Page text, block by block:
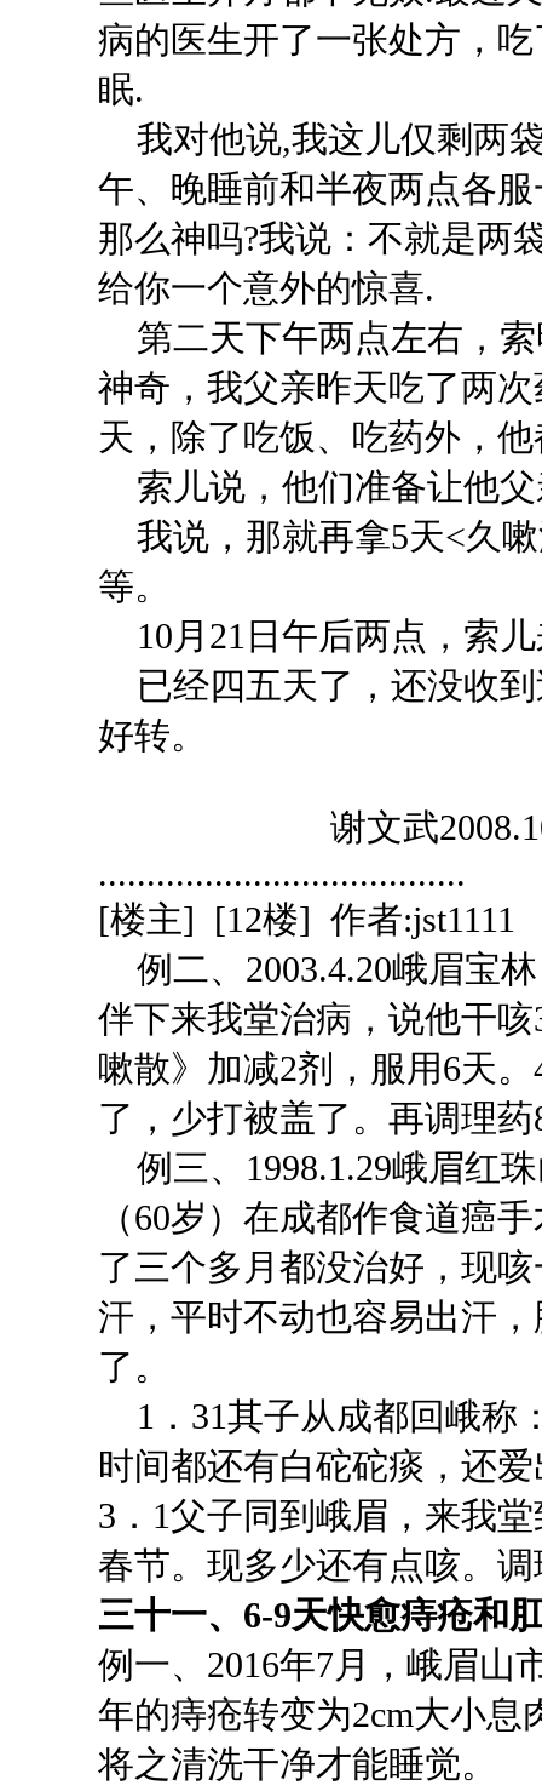
病的医生开了一张处方，
眠.
我对他说,我这儿仅剩两
午、晚睡前和半夜两点各
那么神吗?我说：不就是两
给你一个意外的惊喜.
第二天下午两点左右，
神奇，我父亲昨天吃了两
天，除了吃饭、吃药外，
索儿说，他们准备让他
我说，那就再拿5天<久
等。
10月21日午后两点，索
已经四五天了，还没收
好转。
谢文武
......................................
[楼主] [12楼]
例二、 2003.4.20峨眉宝
伴下来我堂治病，说他干
嗽散》加减2剂，服用6天
了，少打被盖了。再调理
例三、1998.1.29峨眉红
（60岁）在成都作食道癌
了三个多月都没治好，现
汗，平时不动也容易出汗
了。
1．31其子从成都回峨称
时间都还有白砣砣痰，还
3．1父子同到峨眉，来我
春节。现多少还有点咳。
三十一、 6-9天快愈痔疮和
例一、2016年7月，峨眉山
年的痔疮转变为2cm大小
将之清洗干净才能睡觉。